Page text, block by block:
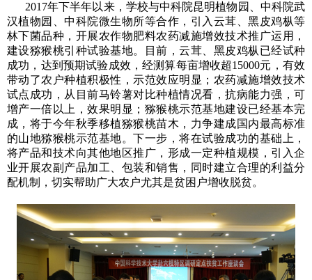
2017年下半年以来，学校与中科院昆明植物园、中科院武
汉植物园、中科院微生物所等合作，引入云茸、黑皮鸡枞等
林下菌品种，开展农作物肥料农药减施增效技术推广运用，
建设猕猴桃引种试验基地。目前，云茸、黑皮鸡枞已经试种
成功，达到预期试验成效，经测算每亩增收超15000元，有效
带动了农户种植积极性，示范效应明显；农药减施增效技术
试点成功，从目前马铃薯对比种植情况看，抗病能力强，可
增产一倍以上，效果明显；猕猴桃示范基地建设已经基本完
成，将于今年秋季移植猕猴桃苗木，力争建成国内最高标准
的山地猕猴桃示范基地。下一步，将在试验成功的基础上，
将产品和技术向其他地区推广，形成一定种植规模，引入企
业开展农副产品加工、包装和销售，同时建立合理的利益分
配机制，切实帮助广大农户尤其是贫困户增收脱贫。